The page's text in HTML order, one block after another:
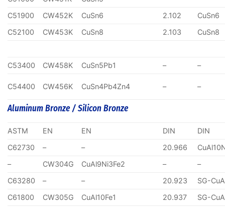
C51900
CW452K CuSn6 2.102
CuSn6
C52100
CW453K CuSn8 2.103 CuSn8
C53400 CW458K CuSn5Pb1 – –
C54400 CW456K CuSn4Pb4Zn4 – –
Aluminum Bronze / Silicon Bronze
ASTM EN EN DIN
DIN
C62730
– – 20.966
–
CW304G CuAl9Ni3Fe2 –
–
C63280
– – 20.923
SG-
C61800
CW305G CuAl10Fe1 20.937
SG-